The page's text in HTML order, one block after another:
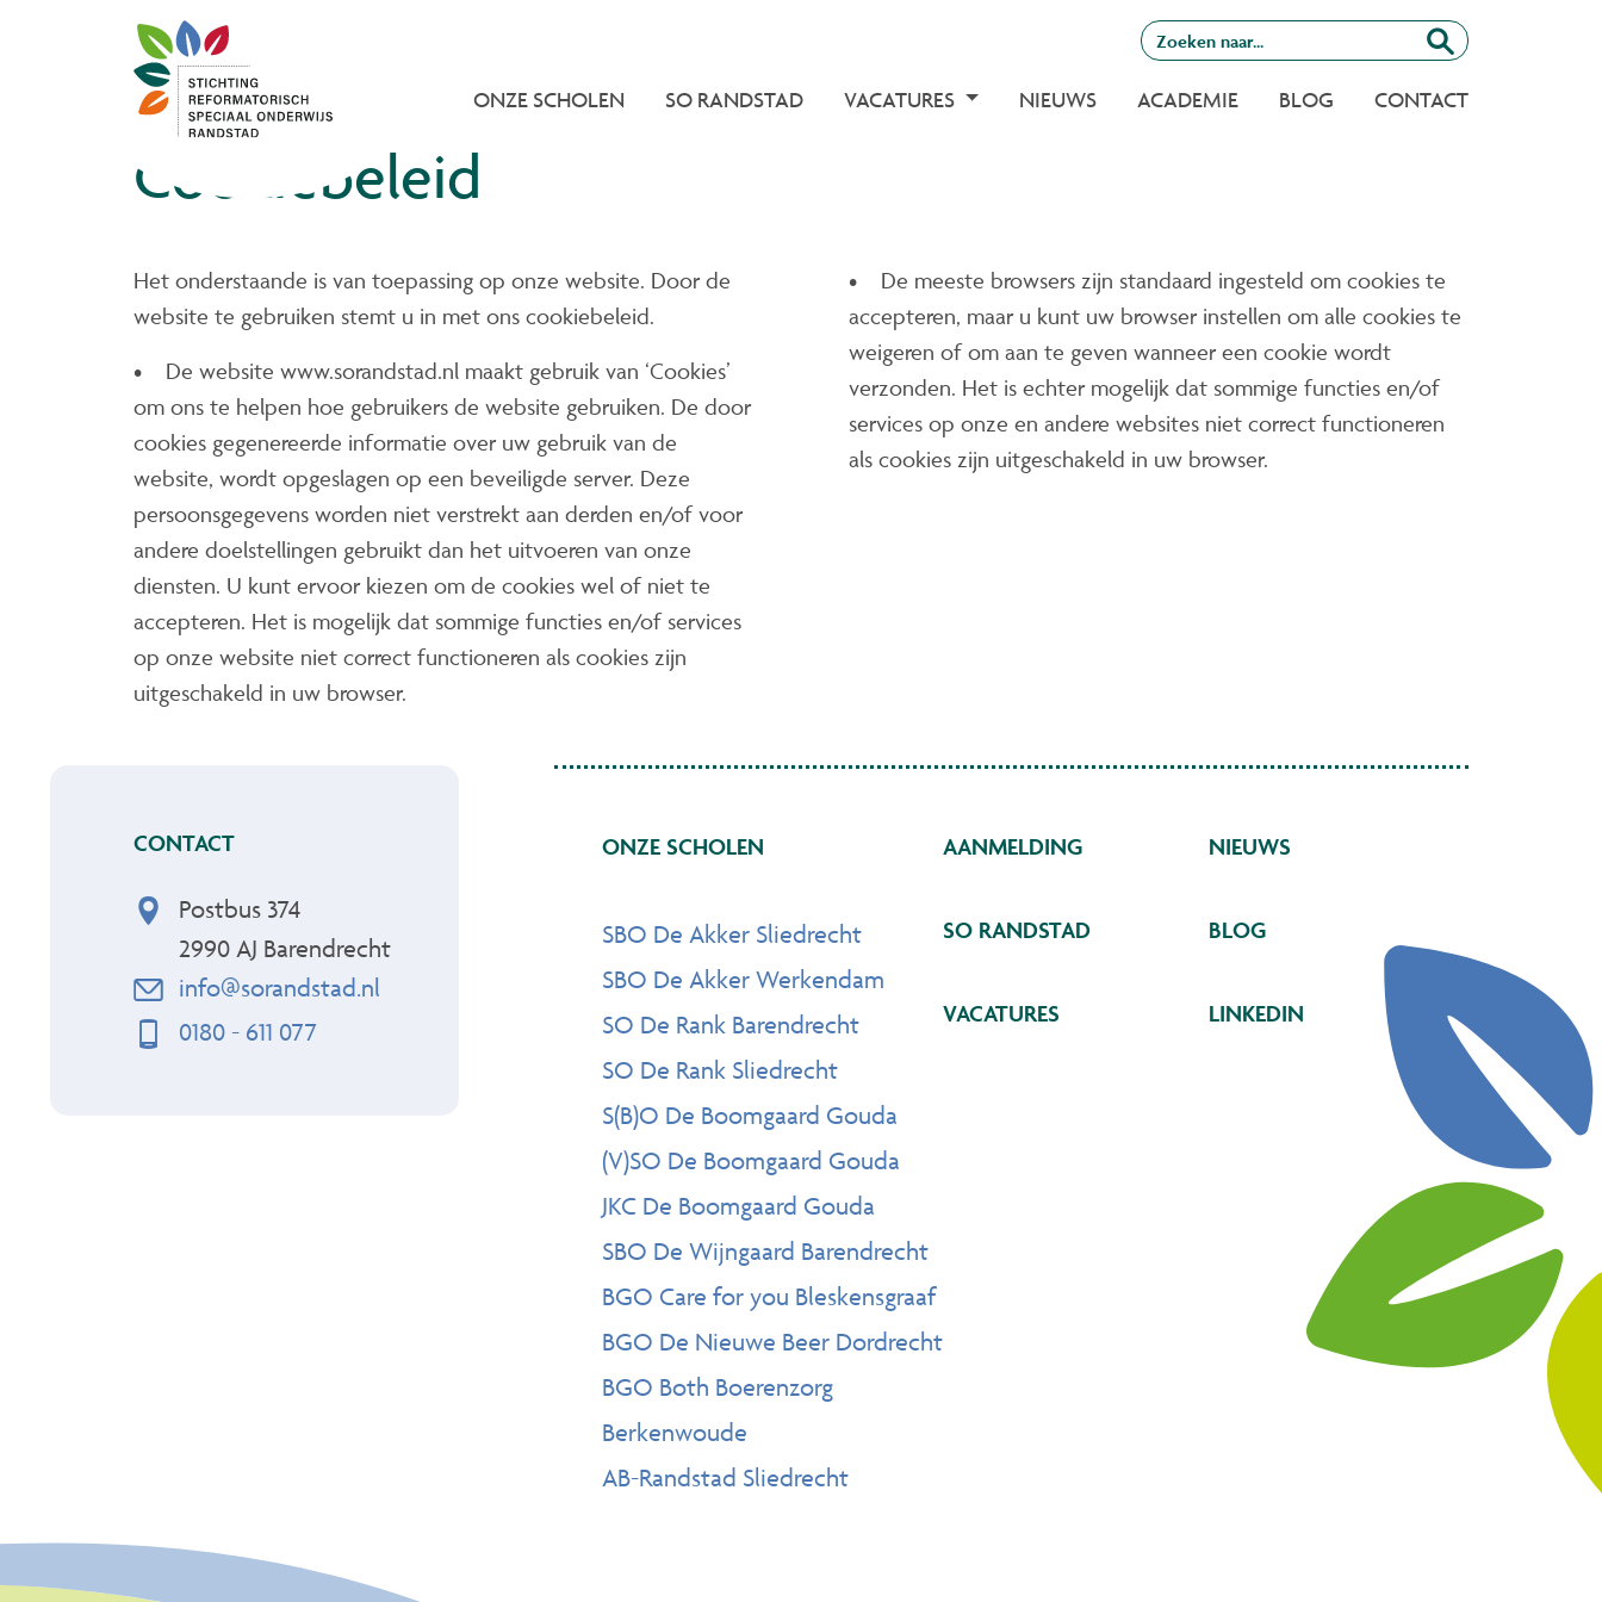
ONZE SCHOLEN SO RANDSTAD VACATURES NIEUWS ACADEMIE BLOG CONTACT
Cookiebeleid
Het onderstaande is van toepassing op onze website. Door de
website te gebruiken stemt u in met ons cookiebeleid.
• De website www.sorandstad.nl maakt gebruik van ‘Cookies’
om ons te helpen hoe gebruikers de website gebruiken. De door
cookies gegenereerde informatie over uw gebruik van de
website, wordt opgeslagen op een beveiligde server. Deze
persoonsgegevens worden niet verstrekt aan derden en/of voor
andere doelstellingen gebruikt dan het uitvoeren van onze
diensten. U kunt ervoor kiezen om de cookies wel of niet te
accepteren. Het is mogelijk dat sommige functies en/of services
op onze website niet correct functioneren als cookies zijn
uitgeschakeld in uw browser.
• De meeste browsers zijn standaard ingesteld om cookies te
accepteren, maar u kunt uw browser instellen om alle cookies te
weigeren of om aan te geven wanneer een cookie wordt
verzonden. Het is echter mogelijk dat sommige functies en/of
services op onze en andere websites niet correct functioneren
als cookies zijn uitgeschakeld in uw browser.
CONTACT
Postbus 374
2990 AJ Barendrecht
info@sorandstad.nl
0180 - 611 077
ONZE SCHOLEN
SBO De Akker Sliedrecht
SBO De Akker Werkendam
SO De Rank Barendrecht
SO De Rank Sliedrecht
S(B)O De Boomgaard Gouda
(V)SO De Boomgaard Gouda
JKC De Boomgaard Gouda
SBO De Wijngaard Barendrecht
BGO Care for you Bleskensgraaf
BGO De Nieuwe Beer Dordrecht
BGO Both Boerenzorg
Berkenwoude
AB-Randstad Sliedrecht
AANMELDING NIEUWS
SO RANDSTAD BLOG
VACATURES LINKEDIN